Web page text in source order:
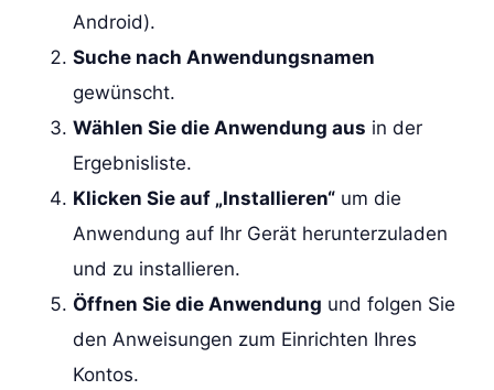
Android).
Suche nach Anwendungsnamen
gewünscht.
Wählen Sie die Anwendung aus in der
Ergebnisliste.
Klicken Sie auf „Installieren“ um die
Anwendung auf Ihr Gerät herunterzuladen
und zu installieren.
Öffnen Sie die Anwendung und folgen Sie
den Anweisungen zum Einrichten Ihres
Kontos.